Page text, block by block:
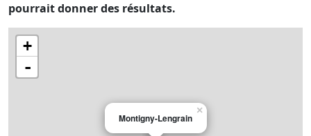
pourrait donner des résultats.
×
Montigny-Lengrain
+
-